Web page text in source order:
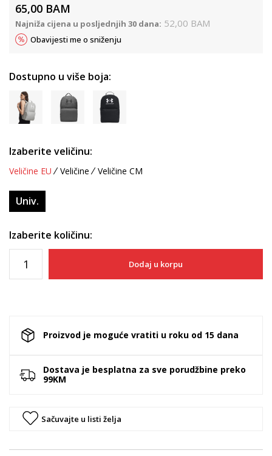
65,00 BAM
Najniža cijena u posljednjih 30 dana: 52,00 BAM
Obavijesti me o sniženju
Dostupno u više boja:
Izaberite veličinu:
Veličine EU Veličine Veličine CM
Univ.
Izaberite količinu:
Dodaj u korpu
Proizvod je moguće vratiti u roku od 15 dana
Dostava je besplatna za sve porudžbine preko
99KM
Sačuvajte u listi želja